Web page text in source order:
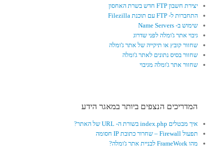
יצירת חשבון FTP חדש בשרת האחסון
התחברות ל- FTP עם תוכנת Filezilla
שימוש ב- Name Servers
גיבוי אתר ג'ומלה לפני שדרוג
שחזור קובץ או תיקייה של אתר ג'ומלה
שחזור בסיס נתונים לאתר ג'ומלה
שחזור אתר ג'ומלה מגיבוי
המדריכים הנצפים ביותר במאגר הידע
איך מבטלים index.php בשורת ה- URL של האתר?
תפעול Firewall – שחרור כתובת IP חסומה
מהו FrameWork לבניית אתר ג'ומלה?